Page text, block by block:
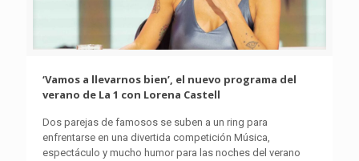
‘Vamos a llevarnos bien’, el nuevo programa del
verano de La 1 con Lorena Castell
Dos parejas de famosos se suben a un ring para
enfrentarse en una divertida competición Música,
espectáculo y mucho humor para las noches del verano